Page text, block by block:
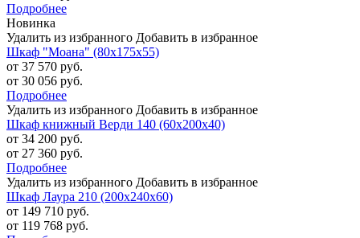
Подробнее
Новинка
Удалить из избранного Добавить в избранное
Шкаф "Моана" (80х175х55)
от 37 570 руб.
от 30 056 руб.
Подробнее
Удалить из избранного Добавить в избранное
Шкаф книжный Верди 140 (60х200х40)
от 34 200 руб.
от 27 360 руб.
Подробнее
Удалить из избранного Добавить в избранное
Шкаф Лаура 210 (200х240х60)
от 149 710 руб.
от 119 768 руб.